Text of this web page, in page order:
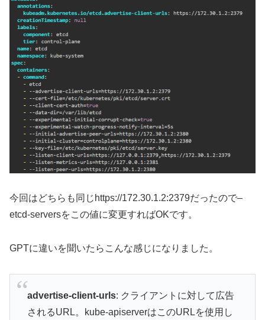
今回はどちらも同じhttps://172.30.1.2:2379だったので–
etcd-serversをこの値に変更すればOKです。
GPTに違いを聞いたらこんな感じになりました。
advertise-client-urls: クライアントに対して広告
されるURL。kube-apiserverはこのURLを使用し